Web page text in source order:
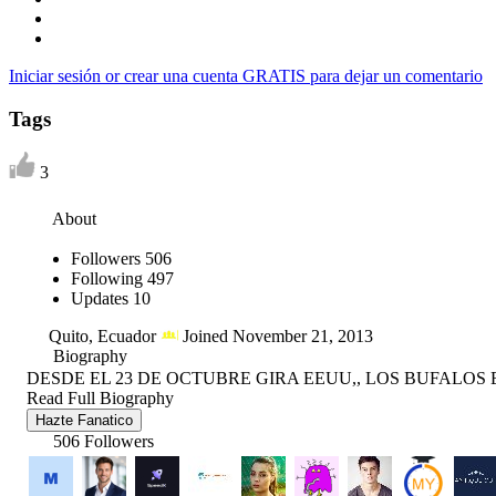
Iniciar sesión or crear una cuenta GRATIS para dejar un comentario
Tags
3
About
Followers 506
Following 497
Updates 10
Quito, Ecuador
Joined November 21, 2013
Biography
DESDE EL 23 DE OCTUBRE GIRA EEUU,, LOS BUFALOS
Read Full Biography
Hazte Fanatico
506 Followers